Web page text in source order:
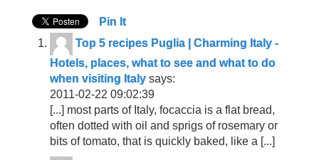
Pin It
Top 5 recipes Puglia | Charming Italy -
Hotels, places, what to see and what to do
when visiting Italy says:
2011-02-22 09:02:39
[...] most parts of Italy, focaccia is a flat bread,
often dotted with oil and sprigs of rosemary or
bits of tomato, that is quickly baked, like a [...]